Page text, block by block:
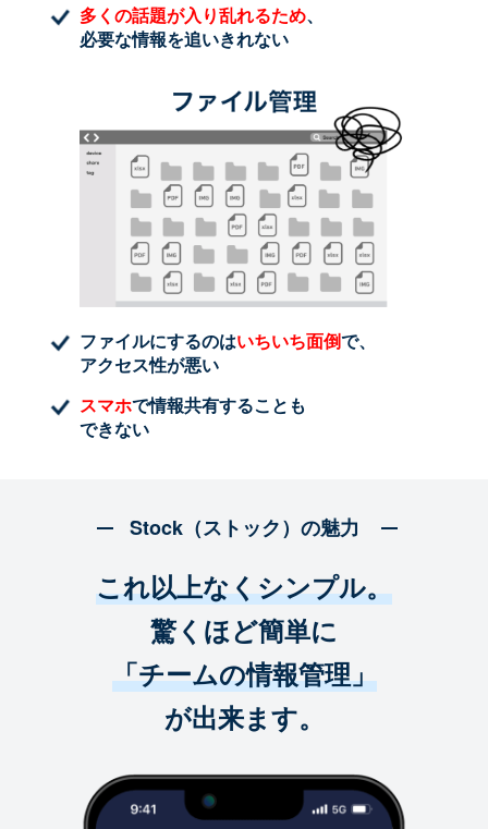
多くの話題が入り乱れるため、
必要な情報を追いきれない
ファイルにするのはいちいち面倒で、
アクセス性が悪い
スマホで情報共有することも
できない
Stock（ストック）の魅力
これ以上なくシンプル。
驚くほど簡単に
「チームの情報管理」
が出来ます。